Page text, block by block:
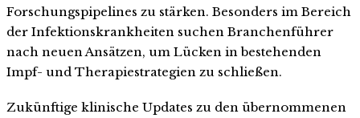
Forschungspipelines zu stärken. Besonders im Bereich
der Infektionskrankheiten suchen Branchenführer
nach neuen Ansätzen, um Lücken in bestehenden
Impf- und Therapiestrategien zu schließen.
Zukünftige klinische Updates zu den übernommenen